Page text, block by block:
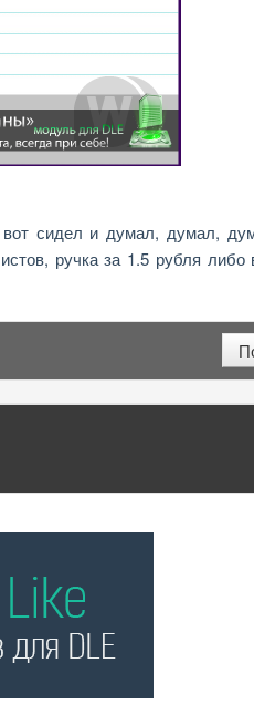
сидел и думал, думал,
ручка за 1.5 рубля либо